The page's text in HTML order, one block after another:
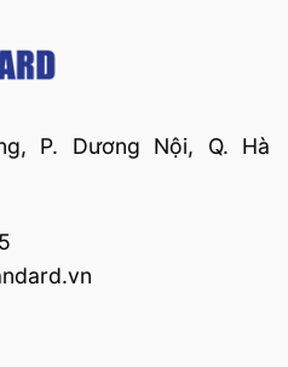
P. Dương Nội, Q. Hà